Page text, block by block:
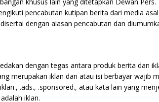
pencabutan kutipan berita dari media
dengan alasan pencabutan dan
dengan tegas antara produk berita dan
merupakan iklan dan atau isi berbayar wajib
.ads., .sponsored., atau kata lain yang
iklan.